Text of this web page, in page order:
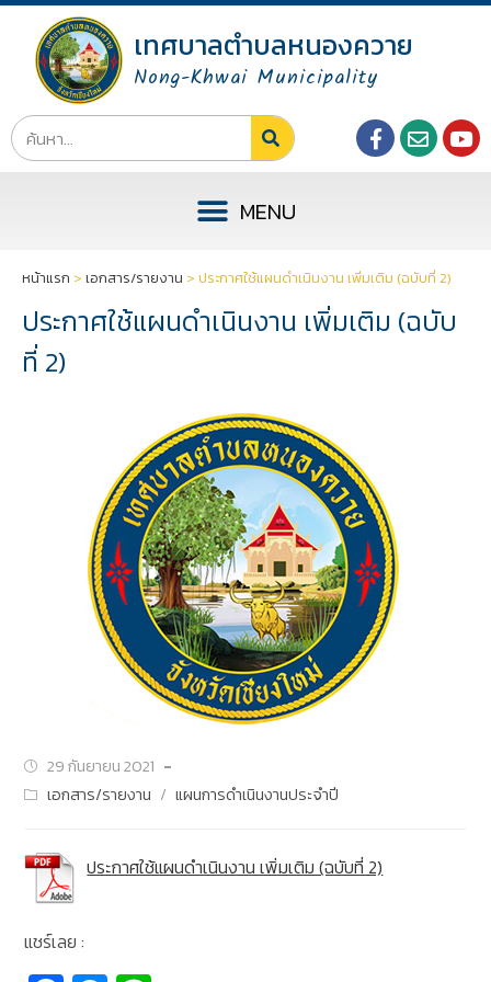
เทศบาลตำบลหนองควาย
Nong-Khwai Municipality
หน้าแรก > เอกสาร/รายงาน > ประกาศใช้แผนดำเนินงาน เพิ่มเติม (ฉบับที่ 2)
ประกาศใช้แผนดำเนินงาน เพิ่มเติม (ฉบับ
ที่ 2)
29 กันยายน 2021
เอกสาร/รายงาน / แผนการดำเนินงานประจำปี
ประกาศใช้แผนดำเนินงาน เพิ่มเติม (ฉบับที่ 2)
แชร์เลย :